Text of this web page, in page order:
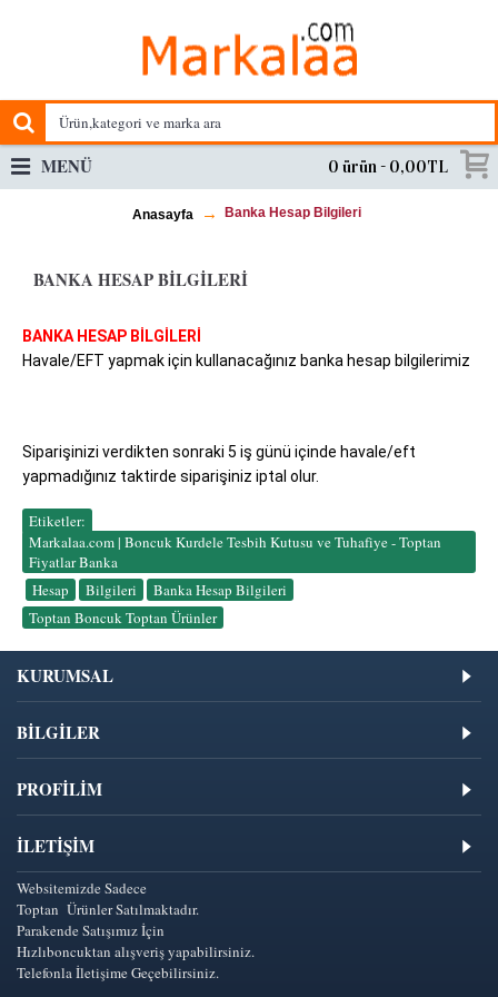
0 ürün - 0,00TL
MENÜ
Anasayfa Banka Hesap Bilgileri
BANKA HESAP BILGILERI
BANKA HESAP BİLGİLERİ
Havale/EFT yapmak için kullanacağınız banka hesap bilgilerimiz
Siparişinizi verdikten sonraki 5 iş günü içinde havale/eft
yapmadığınız taktirde siparişiniz iptal olur.
Etiketler:
Markalaa.com | Boncuk Kurdele Tesbih Kutusu ve Tuhafiye - Toptan
Fiyatlar Banka
Hesap Bilgileri Banka Hesap Bilgileri
Toptan Boncuk Toptan Ürünler
KURUMSAL
BİLGİLER
PROFİLİM
İLETIŞIM
Websitemizde Sadece
Toptan Ürünler Satılmaktadır.
Parakende Satışımız İçin
Hızlıboncuktan alışveriş yapabilirsiniz.
Telefonla İletişime Geçebilirsiniz.